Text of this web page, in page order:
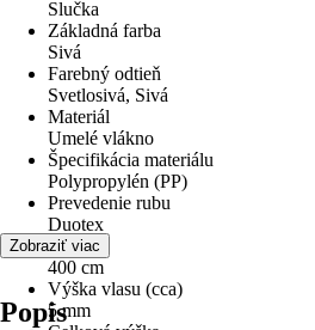
Slučka
Základná farba
Sivá
Farebný odtieň
Svetlosivá, Sivá
Materiál
Umelé vlákno
Špecifikácia materiálu
Polypropylén (PP)
Prevedenie rubu
Duotex
Šírka
400 cm
Výška vlasu (cca)
5 mm
Zobraziť viac
Popis